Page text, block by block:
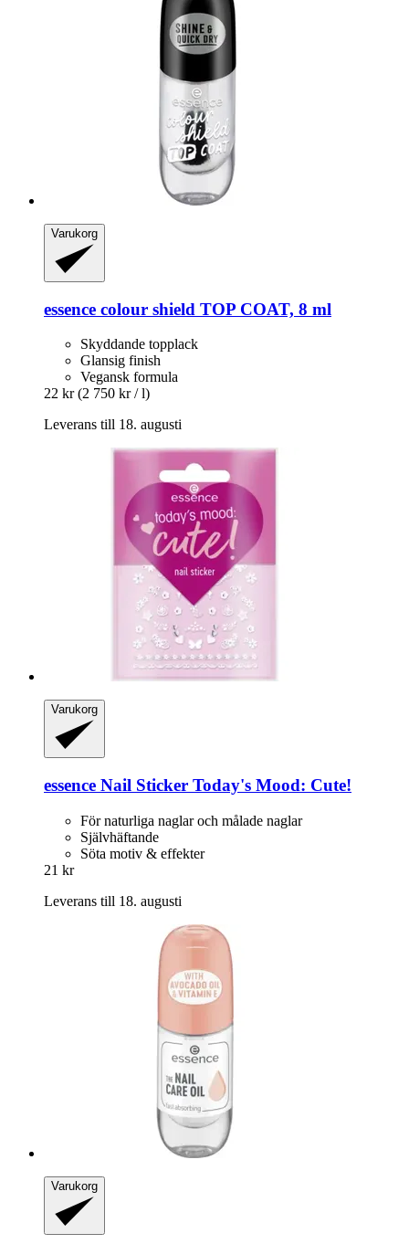
Varukorg
essence colour shield TOP COAT, 8 ml
Skyddande topplack
Glansig finish
Vegansk formula
22 kr (2 750 kr / l)
Leverans till 18. augusti
Varukorg
essence Nail Sticker Today's Mood: Cute!
För naturliga naglar och målade naglar
Självhäftande
Söta motiv & effekter
21 kr
Leverans till 18. augusti
Varukorg